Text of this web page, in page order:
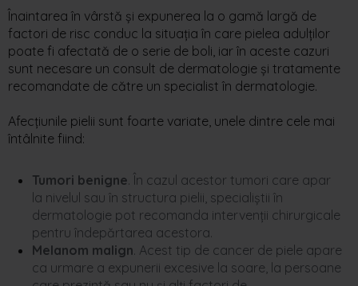
Înaintarea în vârstă și expunerea la o gamă largă de
factori de risc conduc la situația în care pielea adulților
poate fi afectată de o serie de boli, iar în aceste cazuri
sunt necesare un consult de dermatologie și tratamente
recomandate de către un specialist în dermatologie.
Afecțiunile pielii sunt foarte variate unele dintre cele mai
întâlnite fiind:
Tumori benigne . În cazul acestor tumori care apar
la nivelul sau în structura pielii, specialiștii în
dermatologie pot recomanda intervenții chirurgicale
pentru îndepărtarea acestora.
Melanom malign . Acest tip de cancer de piele apare
ca urmare a expunerii excesive la soare, la persoane